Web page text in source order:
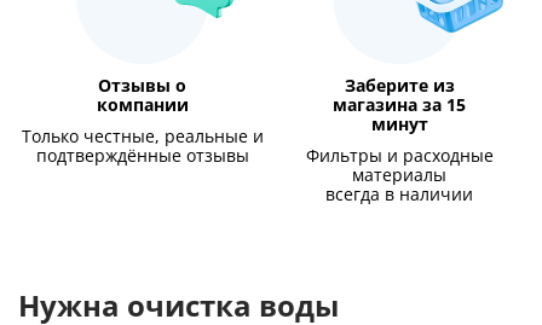
Отзывы о
компании
Только честные, реальные и
подтверждённые отзывы
Заберите из
магазина за 15
минут
Фильтры и расходные
материалы
всегда в наличии
Нужна очистка воды